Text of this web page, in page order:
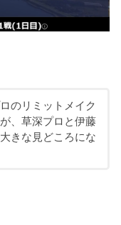
のリミットメイク
、草深プロと伊藤
きな見どころにな